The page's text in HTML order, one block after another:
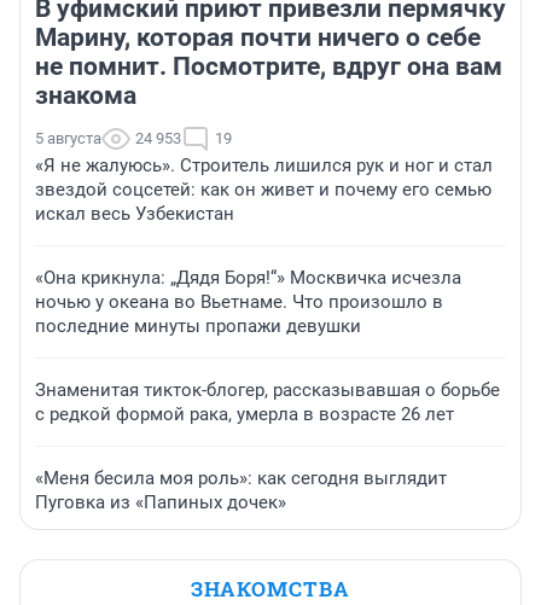
В уфимский приют привезли пермячку
Марину, которая почти ничего о себе
не помнит. Посмотрите, вдруг она вам
знакома
5 августа 24 953 19
«Я не жалуюсь». Строитель лишился рук и ног и стал
звездой соцсетей: как он живет и почему его семью
искал весь Узбекистан
«Она крикнула: „Дядя Боря!“» Москвичка исчезла
ночью у океана во Вьетнаме. Что произошло в
последние минуты пропажи девушки
Знаменитая тикток-блогер, рассказывавшая о борьбе
с редкой формой рака, умерла в возрасте 26 лет
«Меня бесила моя роль»: как сегодня выглядит
Пуговка из «Папиных дочек»
ЗНАКОМСТВА